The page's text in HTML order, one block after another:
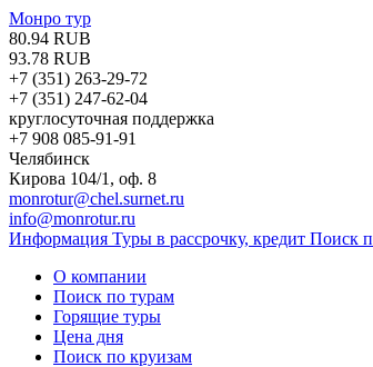
Монро тур
80.94 RUB
93.78 RUB
+7 (351) 263-29-72
+7 (351) 247-62-04
круглосуточная поддержка
+7 908 085-91-91
Челябинск
Кирова 104/1, оф. 8
monrotur@chel.surnet.ru
info@monrotur.ru
Информация Туры в рассрочку, кредит Поиск
О компании
Поиск по турам
Горящие туры
Цена дня
Поиск по круизам